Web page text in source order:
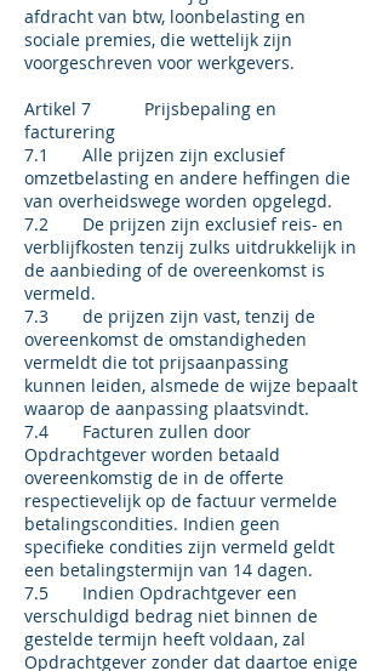
afdracht van btw, loonbelasting en
sociale premies, die wettelijk zijn
voorgeschreven voor werkgevers.
Artikel 7 Prijsbepaling en
facturering
7.1 Alle prijzen zijn exclusief
omzetbelasting en andere heffingen die
van overheidswege worden opgelegd.
7.2 De prijzen zijn exclusief reis- en
verblijfkosten tenzij zulks uitdrukkelijk in
de aanbieding of de overeenkomst is
vermeld.
7.3 de prijzen zijn vast, tenzij de
overeenkomst de omstandigheden
vermeldt die tot prijsaanpassing
kunnen leiden, alsmede de wijze bepaalt
waarop de aanpassing plaatsvindt.
7.4 Facturen zullen door
Opdrachtgever worden betaald
overeenkomstig de in de offerte
respectievelijk op de factuur vermelde
betalingscondities. Indien geen
specifieke condities zijn vermeld geldt
een betalingstermijn van 14 dagen.
7.5 Indien Opdrachtgever een
verschuldigd bedrag niet binnen de
gestelde termijn heeft voldaan, zal
Opdrachtgever zonder dat daartoe enige